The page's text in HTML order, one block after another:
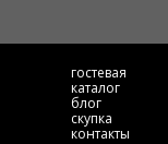
гостевая
каталог
блог
скупка
контакты